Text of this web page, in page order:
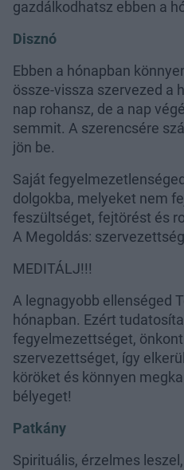
gazdálkodhatsz ebben a
Disznó
Ebben a hónapban
össze-vissza szervezed a
nap rohansz, de a nap
semmit. A szerencsére
jön be.
Saját
dolgokba, melyeket nem
feszültséget, fejtörést és
A Megoldás:
MEDITÁLJ!!!
A legnagyobb ellenséged
hónapban. Ezért
fegyelmezettséget,
szervezettséget, így
köröket és könnyen
bélyeget!
Patkány
Spirituális, érzelmes